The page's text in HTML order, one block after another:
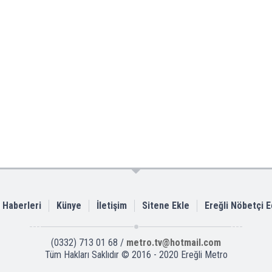
Haberleri Künye İletişim Sitene Ekle Ereğli Nöbetçi
(0332) 713 01 68 / metro.tv@hotmail.com
Tüm Hakları Saklıdır © 2016 - 2020 Ereğli Metro